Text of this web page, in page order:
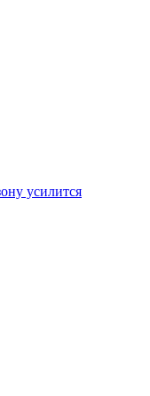
усилится